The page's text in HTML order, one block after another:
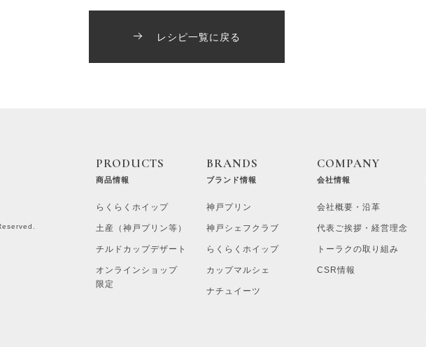
レシピ一覧に戻る
PRODUCTS
商品情報
らくらくホイップ
土産（神戸プリン等）
チルドカップデザート
オンラインショップ
限定
BRANDS
ブランド情報
神戸プリン
神戸シェフクラブ
らくらくホイップ
カップマルシェ
ナチュイーツ
COMPANY
会社情報
会社概要・沿革
代表ご挨拶・経営理念
トーラクの取り組み
CSR情報